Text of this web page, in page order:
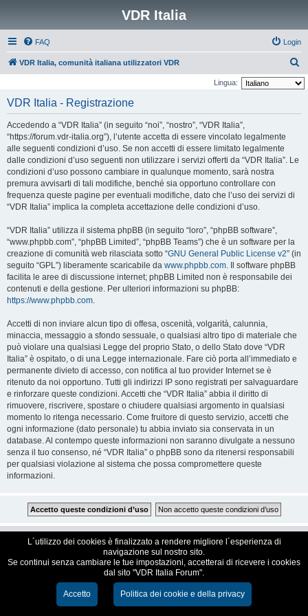
VDR Italia
FAQ Login
VDR Italia, comunità italiana utilizzatori VDR
e
Lingua:
VDR Italia - Registrazione
Accedendo a “VDR Italia” (in seguito “noi”, “nostro”, “VDR Italia”,
“https://forum.vdr-italia.org”), l’utente accetta di essere vincolato legalmente
alle seguenti condizioni d’uso. Se non accetti di essere limitato legalmente
dalle condizioni d’uso seguenti non utilizzare i servizi offerti da “VDR Italia”. Le
condizioni d’uso possono cambiare in qualunque momento, sarà nostra
premura avvisarti di tali modifiche, benché sia opportuno controllare con
frequenza queste pagine per eventuali modifiche, dato che l’uso dei servizi di
“VDR Italia” implica la completa accettazione delle condizioni d’uso.
“VDR Italia” utilizza il sistema phpBB (in seguito “loro”, “phpBB software”,
“www.phpbb.com”, “phpBB Limited”, “phpBB Teams”) che è un software per la
creazione di comunità web rilasciata sotto “GNU General Public License v2” (in
seguito “GPL”) liberamente scaricabile da www.phpbb.com. Il software phpBB
facilita le aree di discussione internet; phpBB Limited non è responsabile dei
contenuti e della gestione. Per ulteriori informazioni su phpBB:
https://www.phpbb.com.
Accetti di non inviare alcun tipo di offesa, oscenità, volgarità, calunnia,
minaccia, messaggio a sfondo sessuale, o qualsiasi altro tipo di materiale che
può violare una qualsiasi Legge del proprio Stato, o dello Stato dove “VDR
Italia” è ospitato, o di una Legge internazionale. Fare ciò porta all’immediato e
permanente divieto di accesso, con notifica al tuo provider Internet se è
ritenuto da noi opportuno. Tutti gli indirizzi IP sono registrati per salvaguardare
e rinforzare queste condizioni. Accetti che “VDR Italia” abbia il diritto di
rimuovere, riscrivere, spostare o chiudere qualsiasi argomento in qualsiasi
momento lo ritenga necessario. Come fruitore di questo servizio, accetti che
ogni informazione (dato personale) tu abbia inviato sia conservata in un
database. Al contempo queste informazioni non saranno divulgate a nessuno
senza il tuo consenso, né “VDR Italia” o phpBB sono da ritenersi responsabili
per qualsiasi violazione al sistema che possa compromettere queste
informazioni.
VDR Italia, comunità italiana utilizzatori VDR
Creato daphpBB® Forum Software © phpBB Limited
Traduzione ItalianaphpBB-Italia.it
L´utilizzo dei cookies è finalizzato a rendere migliore l´esperienza di
navigazione sul nostro sito.
Se continui senza cambiare le tue impostazioni, accetterai di ricevere i cookies
dal sito "VDR Italia Forum".
Accetto Politica dei cookie e della privacy